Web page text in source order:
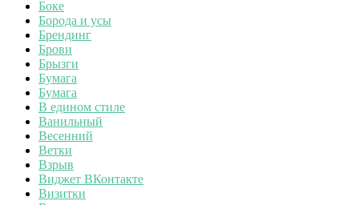
Боке
Борода и усы
Брендинг
Брови
Брызги
Бумага
Бумага
В едином стиле
Ванильный
Весенний
Ветки
Взрыв
Виджет ВКонтакте
Визитки